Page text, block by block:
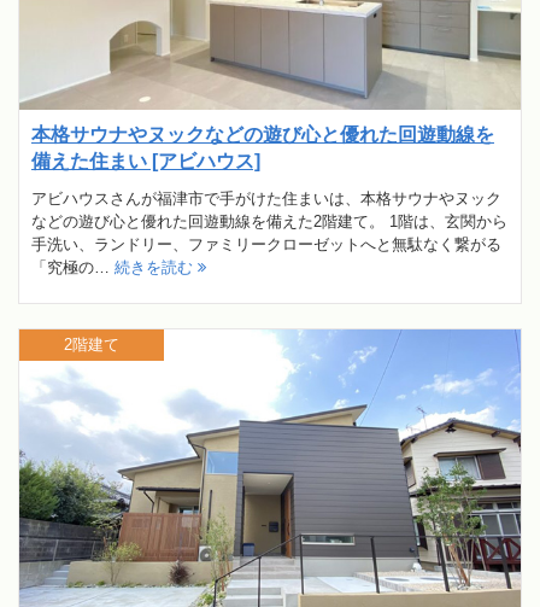
本格サウナやヌックなどの遊び心と優れた回遊動線を
備えた住まい [アビハウス]
アビハウスさんが福津市で手がけた住まいは、本格サウナやヌック
などの遊び心と優れた回遊動線を備えた2階建て。 1階は、玄関から
手洗い、ランドリー、ファミリークローゼットへと無駄なく繋がる
「究極の… 続きを読む
2階建て